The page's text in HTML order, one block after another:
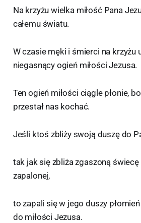
Na krzyżu wielka miłość Pana
całemu światu.
W czasie męki i śmierci na krzyżu
niegasnący ogień miłości Jezusa.
Ten ogień miłości ciągle płonie,
przestał nas kochać.
Jeśli ktoś zbliży swoją duszę do
tak jak się zbliża zgaszoną
zapalonej,
to zapali się w jego duszy
do miłości Jezusa.